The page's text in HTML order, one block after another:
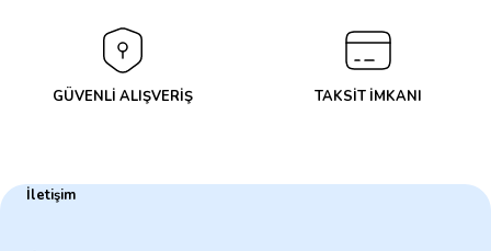
GÜVENLİ ALIŞVERİŞ TAKSİT İMKANI
İletişim